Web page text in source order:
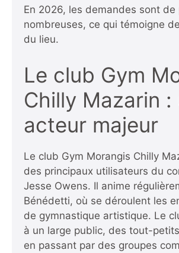
En 2026, les demandes sont de
nombreuses, ce qui témoigne
du lieu.
Le club Gym
Chilly Mazarin :
acteur majeur
Le club Gym Morangis Chilly
des principaux utilisateurs du
Jesse Owens. Il anime
Bénédetti, où se déroulent les
de gymnastique artistique. Le
à un large public, des tout-
en passant par des groupes